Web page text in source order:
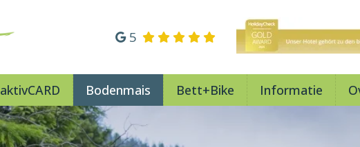
5
aktivCARD Bodenmais Bett+Bike Informatie